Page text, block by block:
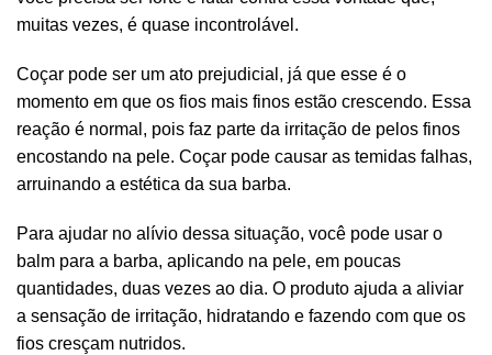
muitas vezes, é quase incontrolável.
Coçar pode ser um ato prejudicial, já que esse é o
momento em que os fios mais finos estão crescendo. Essa
reação é normal, pois faz parte da irritação de pelos finos
encostando na pele. Coçar pode causar as temidas falhas,
arruinando a estética da sua barba.
Para ajudar no alívio dessa situação, você pode usar o
balm para a barba, aplicando na pele, em poucas
quantidades, duas vezes ao dia. O produto ajuda a aliviar
a sensação de irritação, hidratando e fazendo com que os
fios cresçam nutridos.